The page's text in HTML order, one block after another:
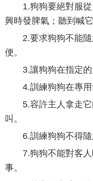
1.狗狗要絕對服
興時發脾氣；聽到喊
2.要求狗狗不能
便。
3.讓狗狗在指定的
4.訓練狗狗在專用
5.容許主人拿走
叫。
6.訓練狗狗不得隨
7.狗狗不能對客
事。